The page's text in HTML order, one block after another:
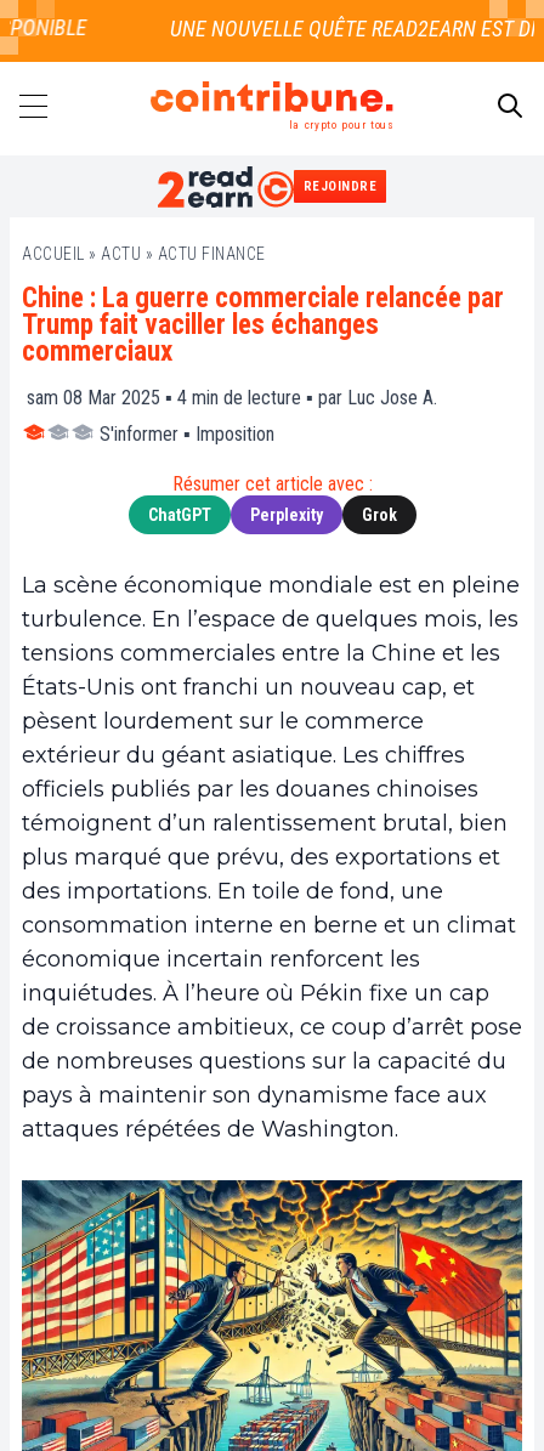
la crypto pour tous
REJOINDRE
ACCUEIL » ACTU » ACTU FINANCE
Chine : La guerre commerciale relancée par
Trump fait vaciller les échanges
commerciaux
sam 08 Mar 2025 ▪ 4 min de lecture ▪ par Luc Jose A.
S'informer ▪ Imposition
Résumer cet article avec :
ChatGPT Perplexity Grok
La scène économique mondiale est en pleine
turbulence. En l’espace de quelques mois, les
tensions commerciales entre la Chine et les
États-Unis ont franchi un nouveau cap, et
pèsent lourdement sur le commerce
extérieur du géant asiatique. Les chiffres
officiels publiés par les douanes chinoises
témoignent d’un ralentissement brutal, bien
plus marqué que prévu, des exportations et
des importations. En toile de fond, une
consommation interne en berne et un climat
économique incertain renforcent les
inquiétudes. À l’heure où Pékin fixe un cap
de croissance ambitieux, ce coup d’arrêt pose
de nombreuses questions sur la capacité du
pays à maintenir son dynamisme face aux
attaques répétées de Washington.